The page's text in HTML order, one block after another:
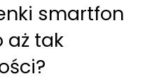
smartfon
aż tak